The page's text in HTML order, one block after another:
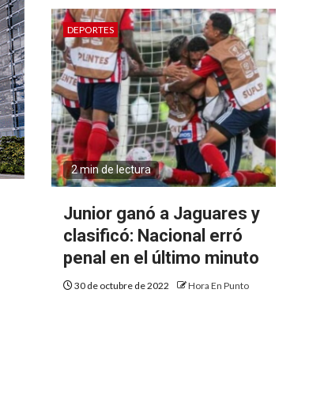
DEPORTES
2 min de lectura
Junior ganó a Jaguares y
clasificó: Nacional erró
penal en el último minuto
30 de octubre de 2022 Hora En Punto